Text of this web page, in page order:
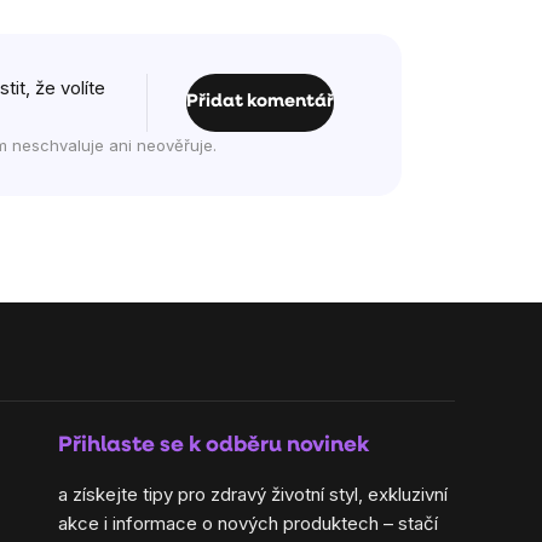
že volíte
Přidat komentář
neschvaluje ani neověřuje.
Přihlaste se k odběru novinek
a získejte tipy pro zdravý životní styl, exkluzivní
akce i informace o nových produktech – stačí